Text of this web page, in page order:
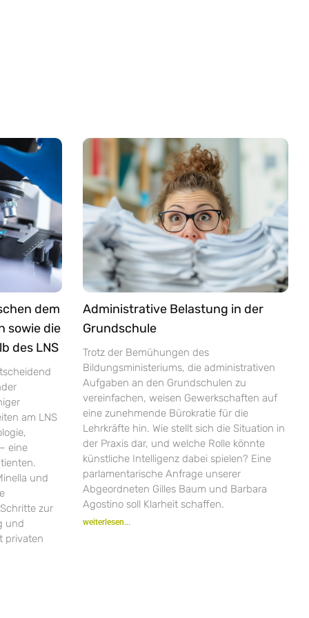
dem
sowie die
des LNS
am LNS
eine
und
zur
und
privaten
Administrative Belastung in der
Grundschule
Trotz der Bemühungen des
Bildungsministeriums, die administrativen
Aufgaben an den Grundschulen zu
vereinfachen, weisen Gewerkschaften auf
eine zunehmende Bürokratie für die
Lehrkräfte hin. Wie stellt sich die Situation in
der Praxis dar, und welche Rolle könnte
künstliche Intelligenz dabei spielen? Eine
parlamentarische Anfrage unserer
Abgeordneten Gilles Baum und Barbara
Agostino soll Klarheit schaffen.
weiterlesen...